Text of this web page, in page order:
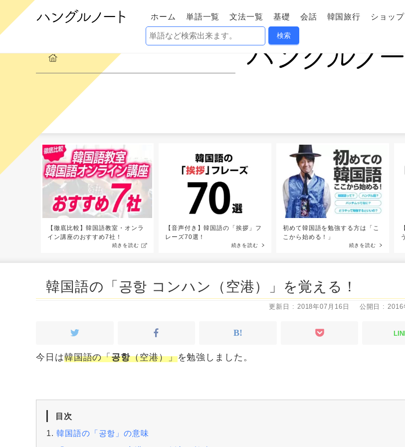
ホーム 単語一覧 文法一覧 基礎 会話 韓国旅行 ショップ
【徹底比較】韓国語教室・オンラ
イン講座のおすすめ7社！
続きを読む
【音声付き】韓国語の「挨拶」フ
レーズ70選！
続きを読む
初めて韓国語を勉強する方は「こ
こから始める！」
続きを読む
韓国語の「공항 コンハン（空港）」を覚える！
公開日 : 2016
更新日 : 2018年07月16日
今日は韓国語の「공항（空港）」を勉強しました。
目次
韓国語の「공항」の意味